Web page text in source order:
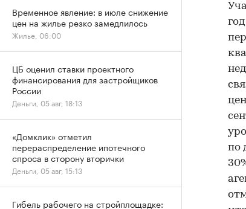
по
Временное явление: в июле снижение
цен на жилье резко замедлилось
Жилье, 06:00
ЦБ оценил ставки проектного
финансирования для застройщиков
России
Деньги, 05 авг, 18:13
«Домклик» отметил
перераспределение ипотечного
спроса в сторону вторички
Деньги, 05 авг, 15:13
Гибель рабочего на стройплощадке: